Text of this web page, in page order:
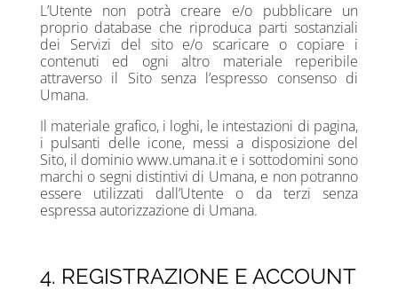
L’Utente non potrà creare e/o pubblicare un
proprio database che riproduca parti sostanziali
dei Servizi del sito e/o scaricare o copiare i
contenuti ed ogni altro materiale reperibile
attraverso il Sito senza l’espresso consenso di
Umana.
Il materiale grafico, i loghi, le intestazioni di pagina,
i pulsanti delle icone, messi a disposizione del
Sito, il dominio www.umana.it e i sottodomini sono
marchi o segni distintivi di Umana, e non potranno
essere utilizzati dall’Utente o da terzi senza
espressa autorizzazione di Umana.
4. REGISTRAZIONE E ACCOUNT